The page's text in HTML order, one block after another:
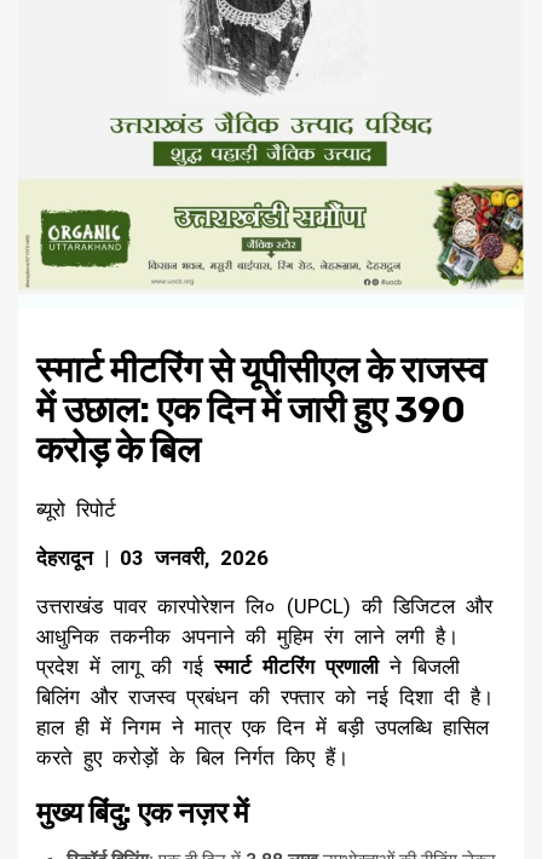
​स्मार्ट मीटरिंग से यूपीसीएल के राजस्व
में उछाल: एक दिन में जारी हुए ₹390
करोड़ के बिल
ब्यूरो रिपोर्ट
देहरादून | 03 जनवरी, 2026
​उत्तराखंड पावर कारपोरेशन लि० (UPCL) की डिजिटल और
आधुनिक तकनीक अपनाने की मुहिम रंग लाने लगी है।
प्रदेश में लागू की गईस्मार्ट मीटरिंग प्रणालीने बिजली
बिलिंग और राजस्व प्रबंधन की रफ्तार को नई दिशा दी है।
हाल ही में निगम ने मात्र एक दिन में बड़ी उपलब्धि हासिल
करते हुए करोड़ों के बिल निर्गत किए हैं।
​मुख्य बिंदु: एक नज़र में